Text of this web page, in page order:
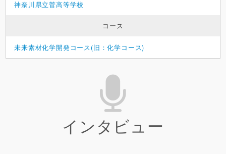
神奈川県立菅高等学校
コース
未来素材化学開発コース(旧：化学コース)
インタビュー